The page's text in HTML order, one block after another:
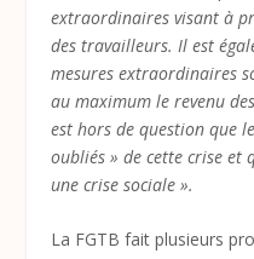
extraordinaires visant à
des travailleurs. Il est
mesures extraordinaires
au maximum le revenu
est hors de question que
oubliés » de cette crise et
une crise sociale ».
La FGTB fait plusieurs